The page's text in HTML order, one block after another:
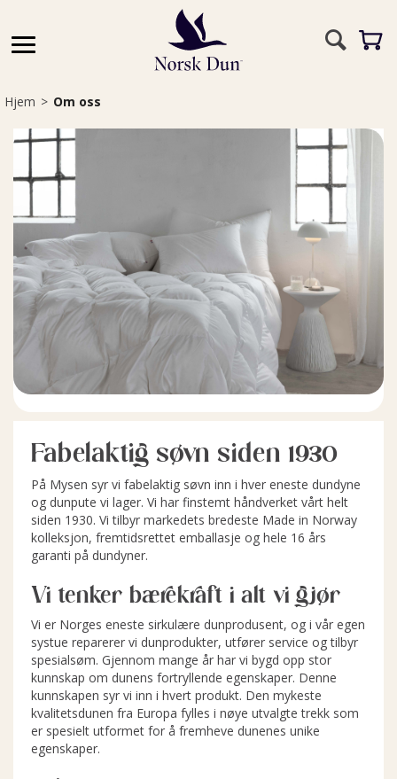
Hjem>Om oss
Fabelaktig søvn siden 1930
På Mysen syr vi fabelaktig søvn inn i hver eneste dundyne
og dunpute vi lager. Vi har finstemt håndverket vårt helt
siden 1930. Vi tilbyr markedets bredeste Made in Norway
kolleksjon, fremtidsrettet emballasje og hele 16 års
garanti på dundyner.
Vi tenker bærekraft i alt vi gjør
Vi er Norges eneste sirkulære dunprodusent, og i vår egen
systue reparerer vi dunprodukter, utfører service og tilbyr
spesialsøm. Gjennom mange år har vi bygd opp stor
kunnskap om dunens fortryllende egenskaper. Denne
kunnskapen syr vi inn i hvert produkt. Den mykeste
kvalitetsdunen fra Europa fylles i nøye utvalgte trekk som
er spesielt utformet for å fremheve dunenes unike
egenskaper.